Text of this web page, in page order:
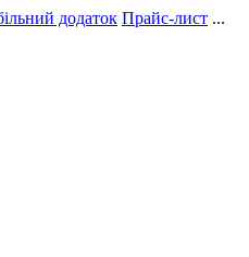
додаток Прайс-лист ...